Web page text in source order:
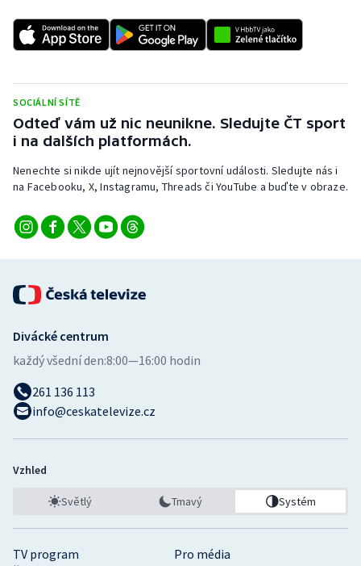
SOCIÁLNÍ SÍTĚ
Odteď vám už nic neunikne. Sledujte ČT sport
i na dalších platformách.
Nenechte si nikde ujít nejnovější sportovní události. Sledujte nás i
na Facebooku, X, Instagramu, Threads či YouTube a buďte v obraze.
TV program
Pro média
Divácké centrum
každý všední den:8:00—16:00 hodin
261 136 113
info@ceskatelevize.cz
Vzhled
Světlý Tmavý Systém